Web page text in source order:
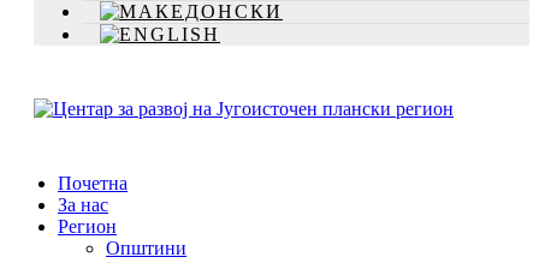
Почетна
За нас
Регион
Општини